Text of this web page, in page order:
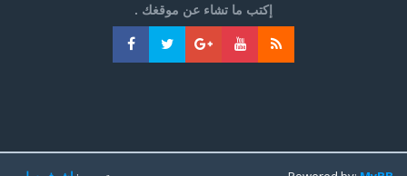
إكتب ما تشاء عن موقغك .